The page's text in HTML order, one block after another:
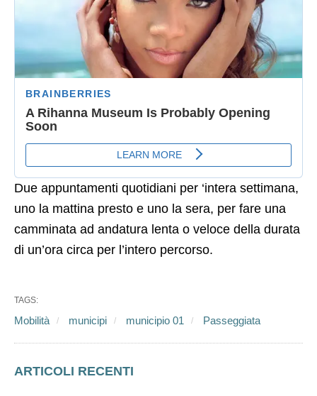
Due appuntamenti quotidiani per ‘intera settimana,
uno la mattina presto e uno la sera, per fare una
camminata ad andatura lenta o veloce della durata
di un’ora circa per l’intero percorso.
TAGS:
Mobilità municipi municipio 01 Passeggiata
ARTICOLI RECENTI